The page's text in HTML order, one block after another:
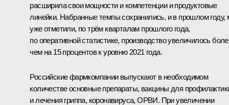
расширила свои мощности и компетенции и продуктовые
линейки. Набранные темпы сохранились, и в прошлом году,
уже отметили, по трём кварталам прошлого года,
по оперативной статистике, производство увеличилось
чем на 15 процентов к уровню 2021 года.
Российские фармкомпании выпускают в необходимом
количестве основные препараты, вакцины для
и лечения гриппа, коронавируса, ОРВИ. При увеличении